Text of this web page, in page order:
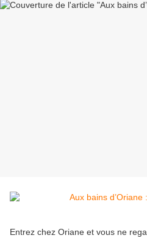
Entrez chez Oriane et vous ne